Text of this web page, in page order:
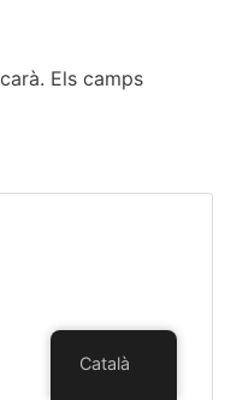
Els camps
Català